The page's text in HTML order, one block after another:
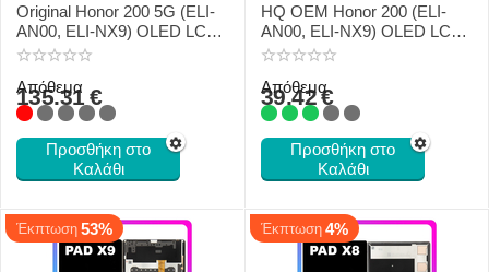
Original Honor 200 5G (ELI-
AN00, ELI-NX9) OLED LCD
Οθόνη + Touch Screen +
0235ALRK
135.31 €
Απόθεμα
Προσθήκη στο
Καλάθι
HQ OEM Honor 200 (ELI-
AN00, ELI-NX9) OLED LCD
Οθόνη + Touch Screen Black
39.42€
Απόθεμα
Προσθήκη στο
Καλάθι
Έκπτωση 53% Έκπτωση 4%